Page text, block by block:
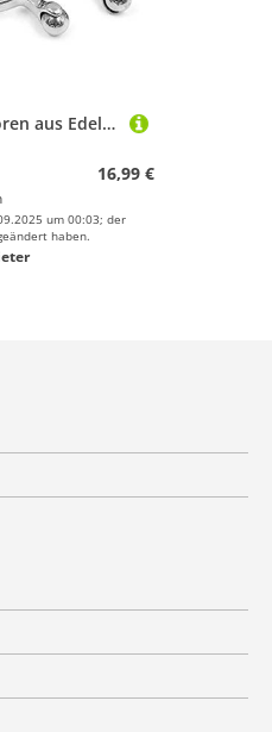
Namvo Pferdesporen aus Edelstahl, mit weichem, sanftem Rollball, für Reitstiefel, Herren, Reiter, Reiter, Reiter, Liebhaber
16,99 €
um 00:03; der
haben.